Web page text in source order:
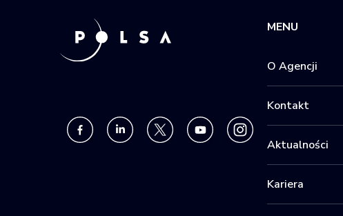
MENU
O Agencji
Kontakt
Aktualności
Kariera